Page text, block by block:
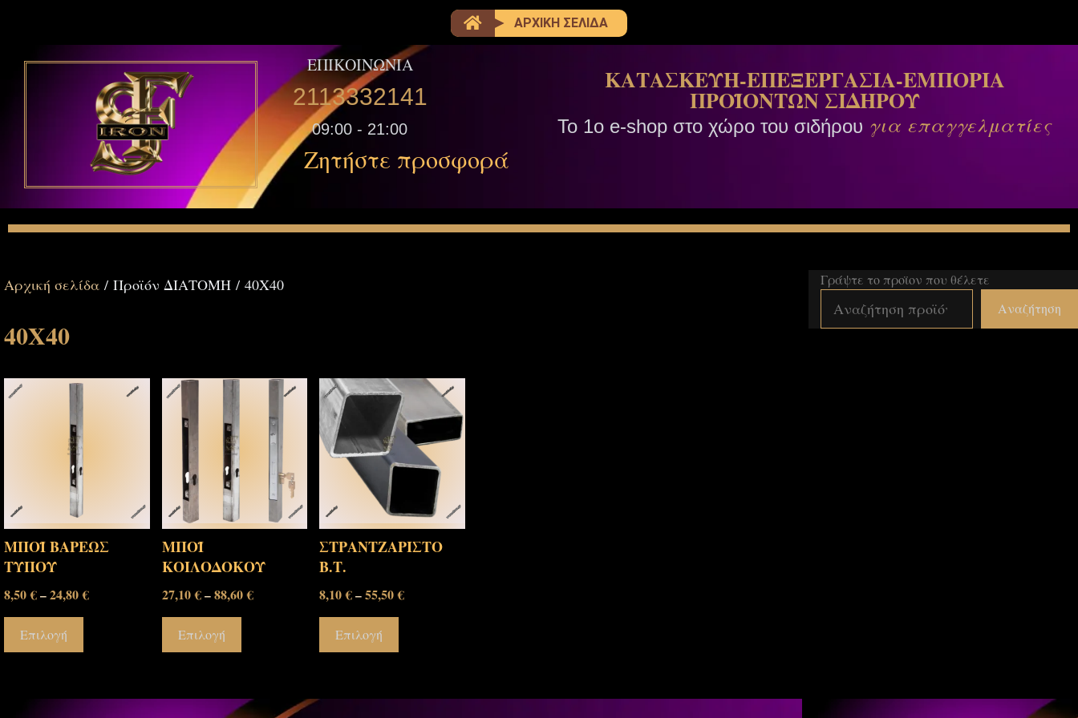
ΑΡΧΙΚΗ ΣΕΛΙΔΑ
ΕΠΙΚΟΙΝΩΝΙΑ
2113332141
09:00 - 21:00
Ζητήστε προσφορά
ΚΑΤΑΣΚΕΥΗ-ΕΠΕΞΕΡΓΑΣΙΑ-ΕΜΠΟΡΙΑ
ΠΡΟΪΟΝΤΩΝ ΣΙΔΗΡΟΥ
Το 1ο e-shop στο χώρο του σιδήρου για επαγγελματίες
Αρχική σελίδα / Προϊόν ΔΙΑΤΟΜΗ / 40Χ40
40Χ40
ΜΠΟΪ ΒΑΡΕΩΣ
ΤΥΠΟΥ
8,50€–24,80€
Επιλογή
ΜΠΟΪ
ΚΟΙΛΟΔΟΚΟΥ
27,10€–88,60€
Επιλογή
ΣΤΡΑΝΤΖΑΡΙΣΤΟ
Β.Τ.
8,10€–55,50€
Επιλογή
Γράψτε το προϊον που θέλετε
Αναζήτηση